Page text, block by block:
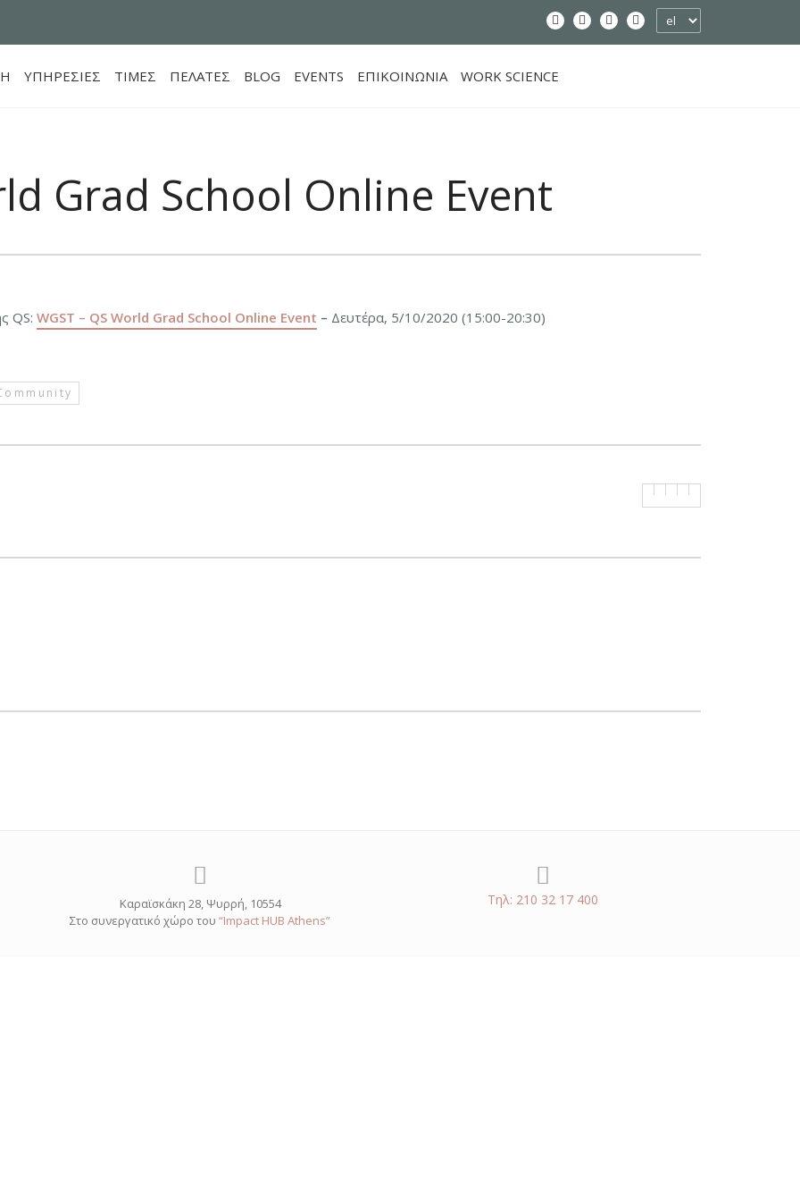
ΥΠΗΡΕΣΙΕΣ ΤΙΜEΣ ΠΕΛΑΤΕΣ BLOG EVENTS ΕΠΙΚΟΙΝΩΝΙΑ WORK SCIENCE
Grad School Online Event
QS: WGST – QS World Grad School Online Event – Δευτέρα, 5/10/2020 (15:00-20:30)
Καραϊσκάκη 28, Ψυρρή, 10554
Στο συνεργατικό χώρο του “Impact HUB Athens”
Τηλ: 210 32 17 400